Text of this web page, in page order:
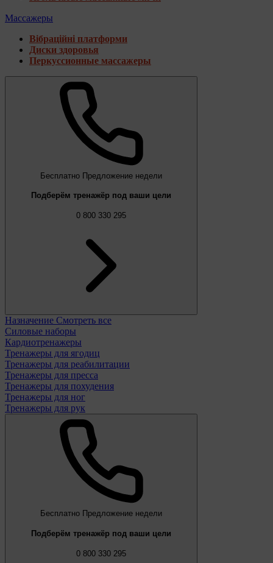
Массажеры
Вібраційні платформи
Диски здоровья
Перкуссионные массажеры
Бесплатно Предложение недели
Подберём тренажёр под ваши цели
0 800 330 295
Назначение Смотреть все
Силовые наборы
Кардиотренажеры
Тренажеры для ягодиц
Тренажеры для реабилитации
Тренажеры для пресса
Тренажеры для похудения
Тренажеры для ног
Тренажеры для рук
Бесплатно Предложение недели
Подберём тренажёр под ваши цели
0 800 330 295